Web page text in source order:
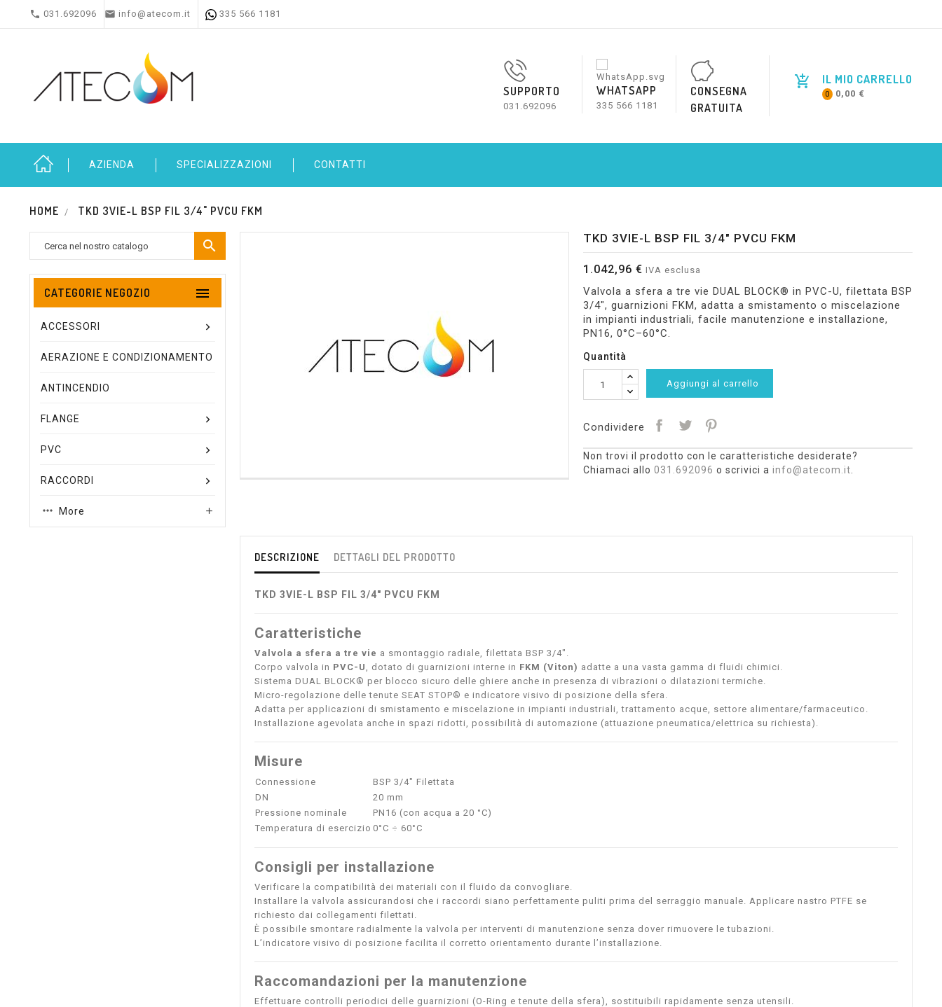
 031.692096  info@atecom.it 335 566 1181
IL MIO CARRELLO
0 0,00 €
SUPPORTO
031.692096
WHATSAPP
335 566 1181
CONSEGNA
GRATUITA
AZIENDA SPECIALIZZAZIONI CONTATTI
HOME TKD 3VIE-L BSP FIL 3/4" PVCU FKM

CATEGORIE NEGOZIO 
ACCESSORI
AERAZIONE E CONDIZIONAMENTO
ANTINCENDIO
FLANGE
PVC
RACCORDI
More 
TKD 3VIE-L BSP FIL 3/4" PVCU FKM
1.042,96 € IVA esclusa
Valvola a sfera a tre vie DUAL BLOCK® in PVC-U, filettata BSP
3/4", guarnizioni FKM, adatta a smistamento o miscelazione
in impianti industriali, facile manutenzione e installazione,
PN16, 0°C–60°C.
Quantità
Aggiungi al carrello
Condividere
Non trovi il prodotto con le caratteristiche desiderate?
Chiamaci allo 031.692096 o scrivici a info@atecom.it
DESCRIZIONE DETTAGLI DEL PRODOTTO
TKD 3VIE-L BSP FIL 3/4" PVCU FKM
Caratteristiche
Valvola a sfera a tre vie a smontaggio radiale, filettata BSP 3/4".
Corpo valvola in PVC-U, dotato di guarnizioni interne in FKM (Viton) adatte a una vasta gamma di fluidi chimici.
Sistema DUAL BLOCK® per blocco sicuro delle ghiere anche in presenza di vibrazioni o dilatazioni termiche.
Micro-regolazione delle tenute SEAT STOP® e indicatore visivo di posizione della sfera.
Adatta per applicazioni di smistamento e miscelazione in impianti industriali, trattamento acque, settore alimentare/farmaceutico.
Installazione agevolata anche in spazi ridotti, possibilità di automazione (attuazione pneumatica/elettrica su richiesta).
Misure
Connessione
BSP 3/4" Filettata
DN
20 mm
Pressione nominale
PN16 (con acqua a 20 °C)
Temperatura di esercizio 0°C ÷ 60°C
Consigli per installazione
Verificare la compatibilità dei materiali con il fluido da convogliare.
Installare la valvola assicurandosi che i raccordi siano perfettamente puliti prima del serraggio manuale. Applicare nastro PTFE se
richiesto dai collegamenti filettati.
È possibile smontare radialmente la valvola per interventi di manutenzione senza dover rimuovere le tubazioni.
L’indicatore visivo di posizione facilita il corretto orientamento durante l’installazione.
Raccomandazioni per la manutenzione
Effettuare controlli periodici delle guarnizioni (O-Ring e tenute della sfera), sostituibili rapidamente senza utensili.